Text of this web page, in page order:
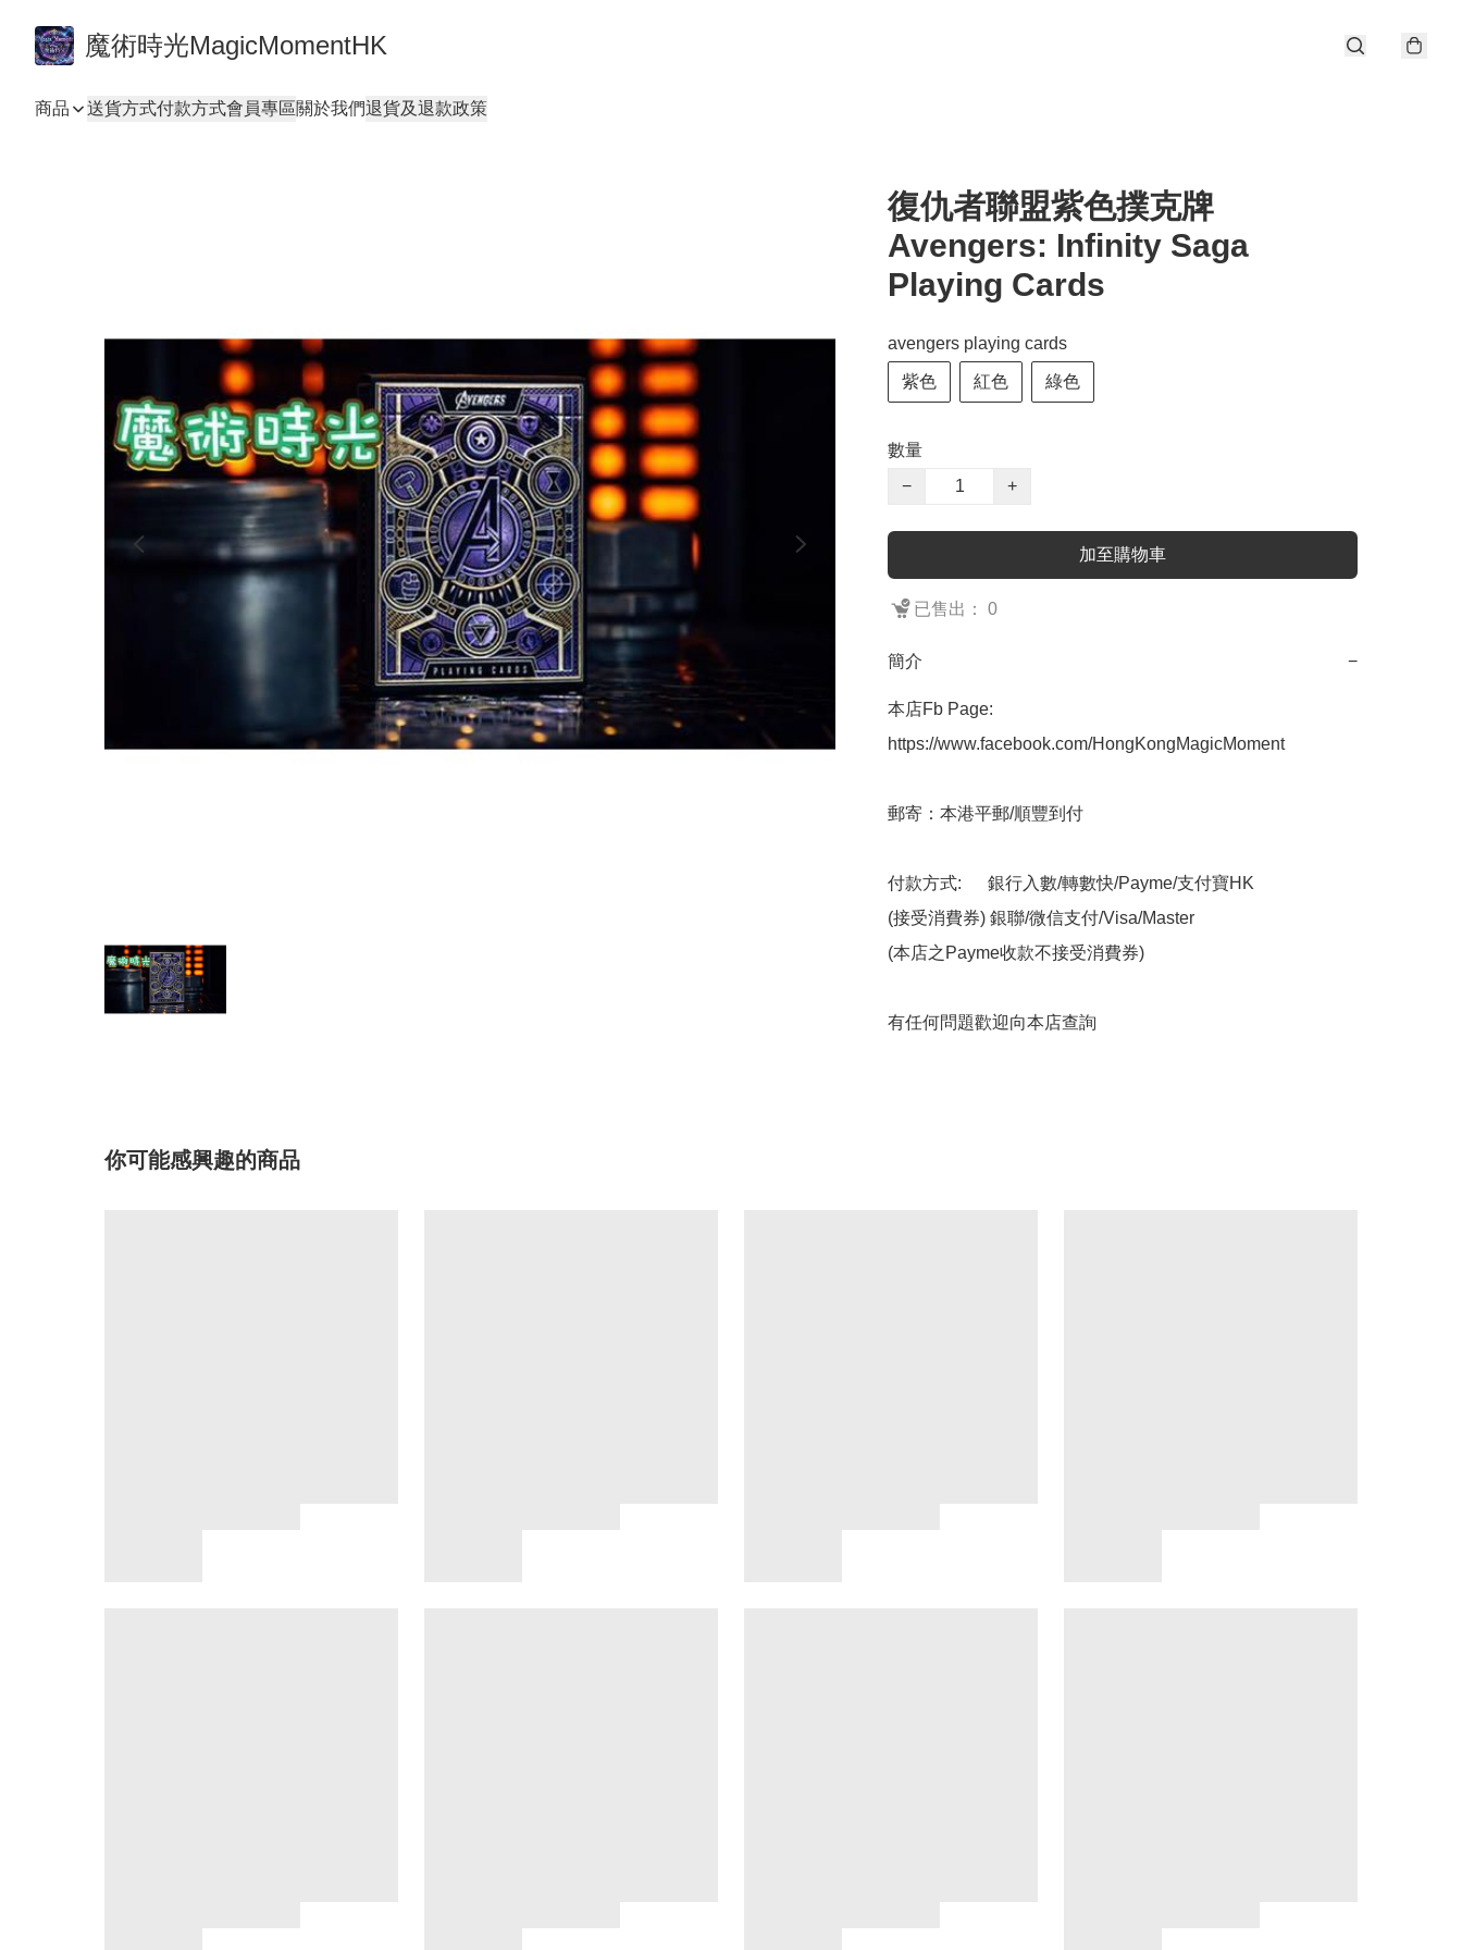
魔術時光MagicMomentHK
商品 送貨方式付款方式會員專區關於我們退貨及退款政策
復仇者聯盟紫色撲克牌
Avengers: Infinity Saga
Playing Cards
avengers playing cards
紫色 紅色 綠色
數量
−
+
加至購物車
已售出： 0
簡介 −
本店Fb Page:
https://www.facebook.com/HongKongMagicMoment
郵寄：本港平郵/順豐到付
付款方式:      銀行入數/轉數快/Payme/支付寶HK
(接受消費券) 銀聯/微信支付/Visa/Master
(本店之Payme收款不接受消費券)
有任何問題歡迎向本店查詢
你可能感興趣的商品